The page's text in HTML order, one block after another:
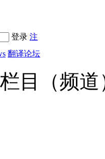
登录 注
翻译论坛
目（频道